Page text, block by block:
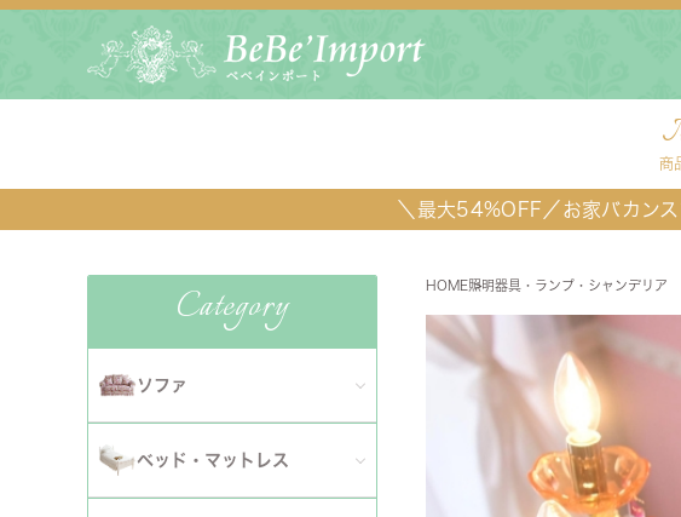
商
ダイニングセット
＼最大54%OFF／お家バカン
Category
ソファ
全てのソファ
ベッド・マットレス
HOME照明器具・ランプ・シャンデリア
照明器具・ラ